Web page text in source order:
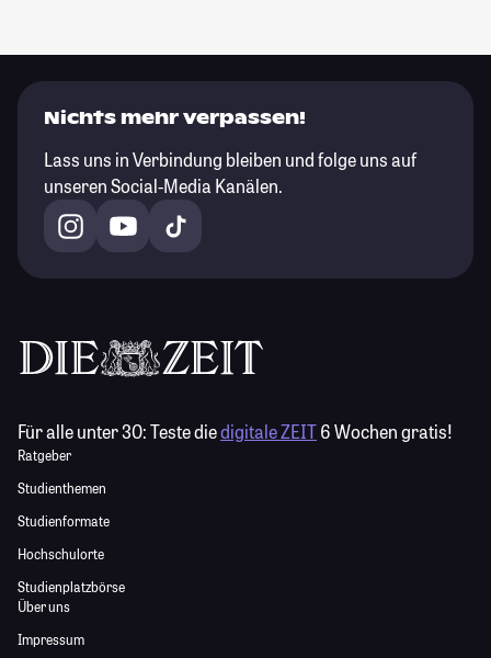
Nichts mehr verpassen!
Lass uns in Verbindung bleiben und folge uns auf
unseren Social-Media Kanälen.
Für alle unter 30:Teste diedigitale ZEIT6 Wochen gratis!
Ratgeber
Studienthemen
Studienformate
Hochschulorte
Studienplatzbörse
Über uns
Impressum